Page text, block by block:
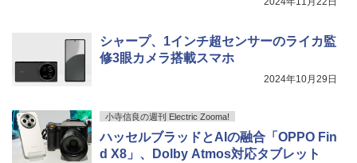
シャープ、1インチ超センサーのライカ監
修3眼カメラ搭載スマホ
2024年10月29日
小寺信良の週刊 Electric Zooma!
ハッセルブラッドとAIの融合「OPPO Fin
d X8」、Dolby Atmos対応タブレット